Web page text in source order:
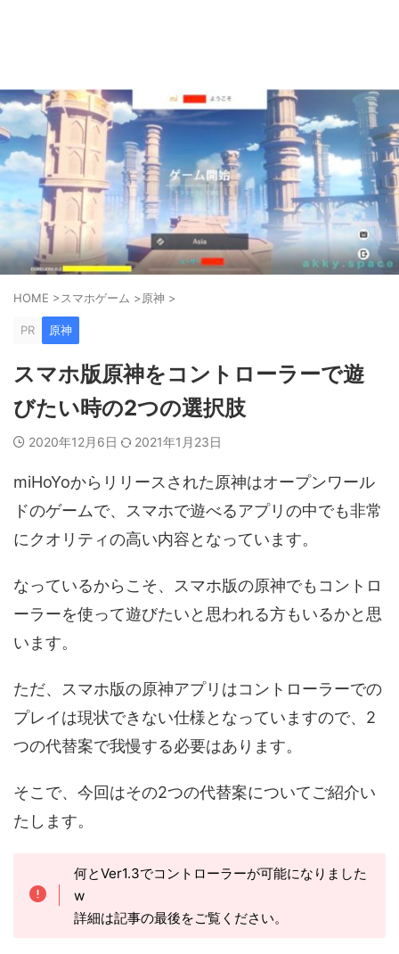
HOME >スマホゲーム >原神 >
PR 原神
スマホ版原神をコントローラーで遊
びたい時の2つの選択肢
2020年12月6日 2021年1月23日
miHoYoからリリースされた原神はオープンワール
ドのゲームで、スマホで遊べるアプリの中でも非常
にクオリティの高い内容となっています。
なっているからこそ、スマホ版の原神でもコントロ
ーラーを使って遊びたいと思われる方もいるかと思
います。
ただ、スマホ版の原神アプリはコントローラーでの
プレイは現状できない仕様となっていますので、2
つの代替案で我慢する必要はあります。
そこで、今回はその2つの代替案についてご紹介い
たします。
何とVer1.3でコントローラーが可能になりました
w
詳細は記事の最後をご覧ください。